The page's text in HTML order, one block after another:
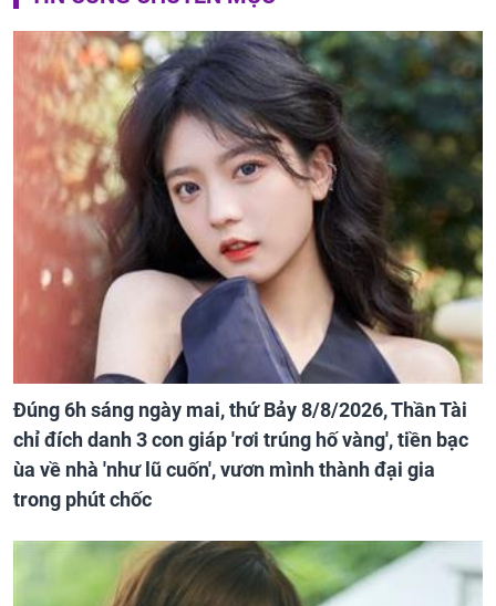
Đúng 6h sáng ngày mai, thứ Bảy 8/8/2026, Thần Tài
chỉ đích danh 3 con giáp 'rơi trúng hố vàng', tiền bạc
ùa về nhà 'như lũ cuốn', vươn mình thành đại gia
trong phút chốc